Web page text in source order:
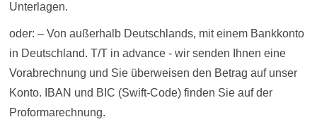
Unterlagen.
oder: – Von außerhalb Deutschlands, mit einem Bankkonto
in Deutschland. T/T in advance - wir senden Ihnen eine
Vorabrechnung und Sie überweisen den Betrag auf unser
Konto. IBAN und BIC (Swift-Code) finden Sie auf der
Proformarechnung.